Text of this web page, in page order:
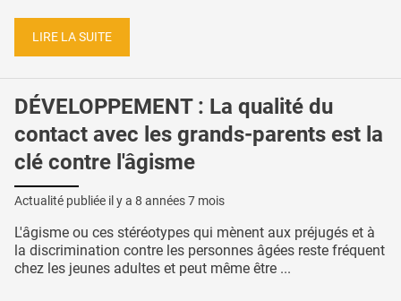
LIRE LA SUITE
DÉVELOPPEMENT : La qualité du
contact avec les grands-parents est la
clé contre l'âgisme
Actualité publiée il y a 8 années 7 mois
L'âgisme ou ces stéréotypes qui mènent aux préjugés et à
la discrimination contre les personnes âgées reste fréquent
chez les jeunes adultes et peut même être ...